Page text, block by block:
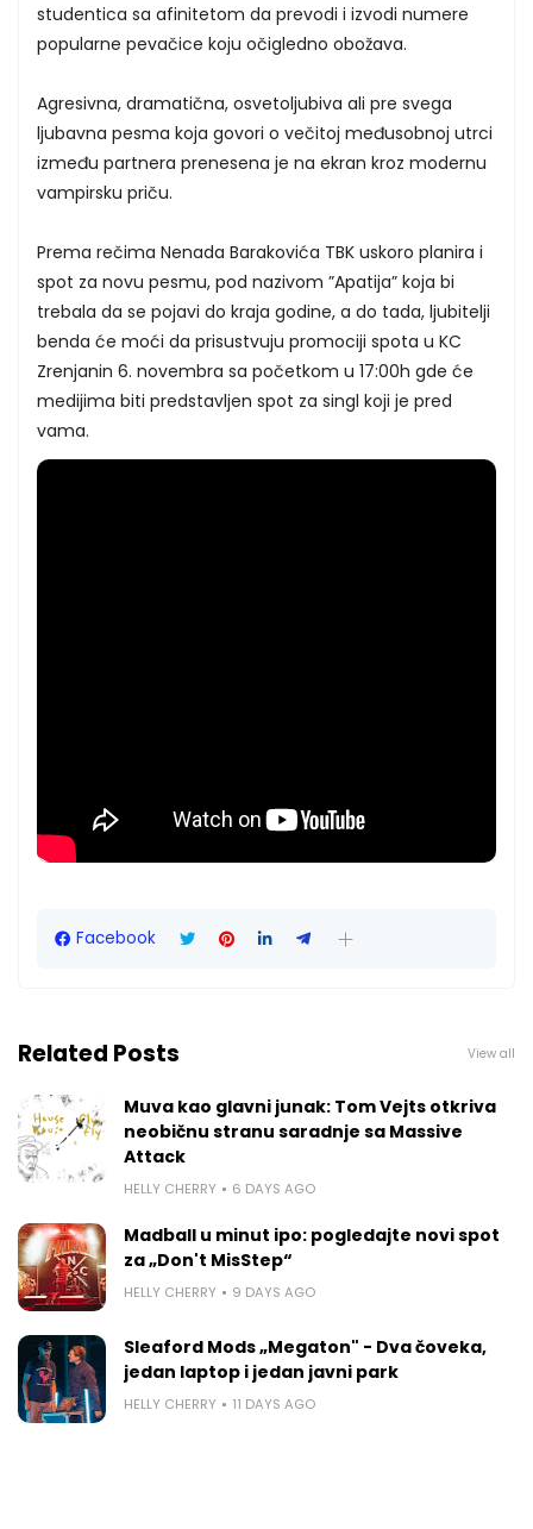
studentica sa afinitetom da prevodi i izvodi numere
popularne pevačice koju očigledno obožava.
Agresivna, dramatična, osvetoljubiva ali pre svega
ljubavna pesma koja govori o večitoj međusobnoj utrci
između partnera prenesena je na ekran kroz modernu
vampirsku priču.
Prema rečima Nenada Barakovića TBK uskoro planira i
spot za novu pesmu, pod nazivom ”Apatija” koja bi
trebala da se pojavi do kraja godine, a do tada, ljubitelji
benda će moći da prisustvuju promociji spota u KC
Zrenjanin 6. novembra sa početkom u 17:00h gde će
medijima biti predstavljen spot za singl koji je pred
vama.
Facebook
Related Posts View all
Muva kao glavni junak: Tom Vejts otkriva
neobičnu stranu saradnje sa Massive
Attack
HELLY CHERRY 6 DAYS AGO
Madball u minut ipo: pogledajte novi spot
za „Don't MisStep“
HELLY CHERRY 9 DAYS AGO
Sleaford Mods „Megaton" - Dva čoveka,
jedan laptop i jedan javni park
HELLY CHERRY 11 DAYS AGO